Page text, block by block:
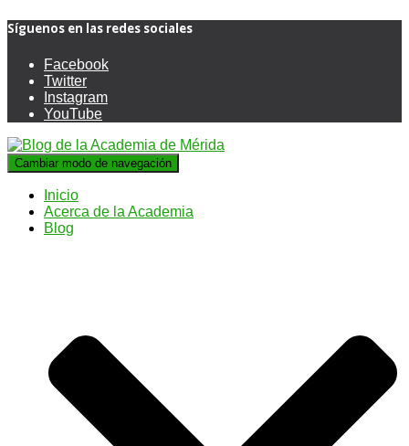
Síguenos en las redes sociales
Facebook
Twitter
Instagram
YouTube
Cambiar modo de navegación
Inicio
Acerca de la Academia
Blog